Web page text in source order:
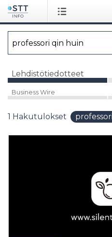
Lehdistötiedotteet
Business Wire
1 Hakutulokset